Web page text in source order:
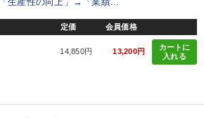
定価 会員価格
14,850円 13,200円
カートに
入れる